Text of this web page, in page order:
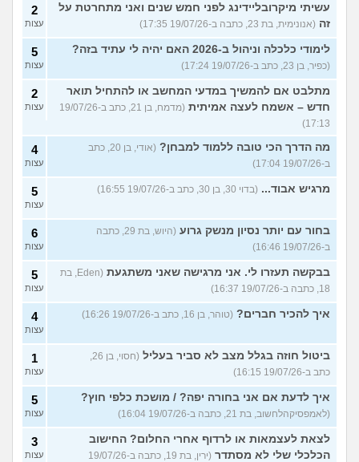
עשיתי מיקרובליידינג לפני חמש שנים ואני מתחרטת על
זה (אנונימית, בת 23, כתבה ב-19/07/26 17:35)
2
עצות
לימודי כלכלה וניהול ב-2026 האם יהיה לי עתיד בזה?
(כפיר, בן 23, כתב ב-19/07/26 17:24)
5
עצות
מתלבט אם להמשיך במדעי המחשב או להתחיל תואר
חדש – אשמח לעצה אמיתית
(מדמח, בן 21, כתב ב-19/07/26
17:13)
2
עצות
מה הדרך הכי טובה ללמוד למבחן?
(אודי, בן 20, כתב
ב-19/07/26 17:04)
4
עצות
מרגיש אבוד... (בדוי 30, בן 30, כתב ב-19/07/26 16:55) 5
עצות
בחור עם יותר נסיון מנשק גרוע
(היוש, בת 29, כתבה
ב-19/07/26 16:46)
6
עצות
בבקשה תעזרו לי. אני מרגישה שאני משתגעת
(Eden, בת
18, כתבה ב-19/07/26 16:37)
5
עצות
איך להכיר חברים? (טוהר, בן 16, כתב ב-19/07/26 16:26) 4
עצות
ביטול חוזה בגלל מצב לא סביר בעליל
(חסוי, בן 26,
כתב ב-19/07/26 16:15)
1
עצות
איך לדעת אם אני בחורה יפה? / מושכת כלפי חוץ?
(לאמפסיקהלחשוב, בת 21, כתבה ב-19/07/26 16:04)
5
עצות
לצאת לעצמאות או לרדוף אחרי החלום? החישוב
הכלכלי שלי לא מסתדר
(ירין, בת 19, כתבה ב-19/07/26
3
עצות